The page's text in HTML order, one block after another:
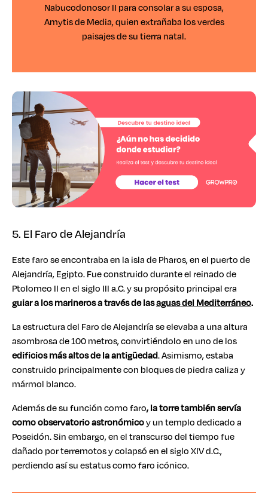
Nabucodonosor II para consolar a su esposa,
Amytis de Media, quien extrañaba los verdes
paisajes de su tierra natal.
5. El Faro de Alejandría
Este faro se encontraba en la isla de Pharos, en el puerto de
Alejandría, Egipto. Fue construido durante el reinado de
Ptolomeo II en el siglo III a.C. y su propósito principal era
guiar a los marineros a través de lasaguas del Mediterráneo.
La estructura del Faro de Alejandría se elevaba a una altura
asombrosa de 100 metros, convirtiéndolo en uno de los
edificios más altos de la antigüedad. Asimismo, estaba
construido principalmente con bloques de piedra caliza y
mármol blanco.
Además de su función como faro, la torre también servía
como observatorio astronómicoy un templo dedicado a
Poseidón. Sin embargo, en el transcurso del tiempo fue
dañado por terremotos y colapsó en el siglo XIV d.C.,
perdiendo así su estatus como faro icónico.